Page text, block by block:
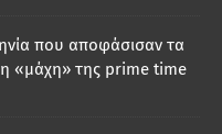
που αποφάσισαν τα
«μάχη» της prime time